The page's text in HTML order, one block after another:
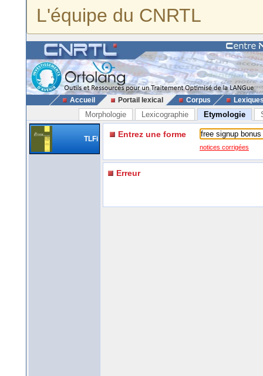
L'équipe du CNRTL
Accueil Portail lexical Corpus
Morphologie Lexicographie Etymologie
TLFi Entrez une forme
notices corrigées
Erreur